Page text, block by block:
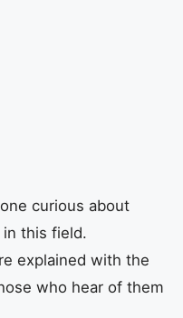
curious about
this field.
explained with the
who hear of them